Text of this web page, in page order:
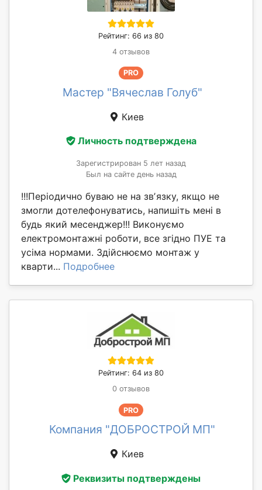
Рейтинг: 66 из 80
4 отзывов
PRO
Мастер "Вячеслав Голуб"
Киев
Личность подтверждена
Зарегистрирован 5 лет назад
Был на сайте день назад
!!!Періодично буваю не на звʼязку, якщо не
змогли дотелефонуватись, напишіть мені в
будь який месенджер!!! Виконуємо
електромонтажні роботи, все згідно ПУЕ та
усіма нормами. Здійснюємо монтаж у
кварти... Подробнее
Рейтинг: 64 из 80
0 отзывов
PRO
Компания "ДОБРОСТРОЙ МП"
Киев
Реквизиты подтверждены